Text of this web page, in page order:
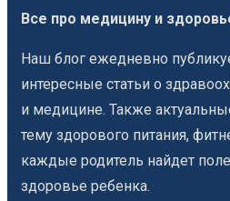
Все про медицину и
Наш блог ежедневно
интересные статьи о
и медицине. Также
тему здорового питания,
каждые родитель найдет
здоровье ребенка.